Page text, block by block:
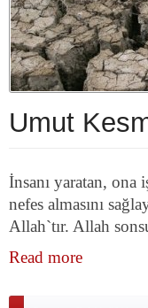
Umut
İnsanı yaratan,
nefes almasını
Allah`tır. Allah
Read more